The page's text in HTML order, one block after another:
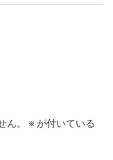
ん。 ※ が付いている